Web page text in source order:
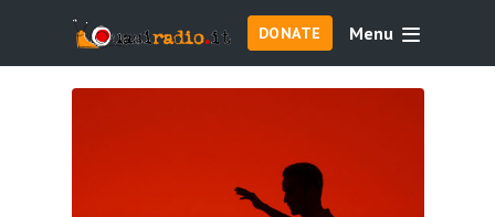
DONATE Menu